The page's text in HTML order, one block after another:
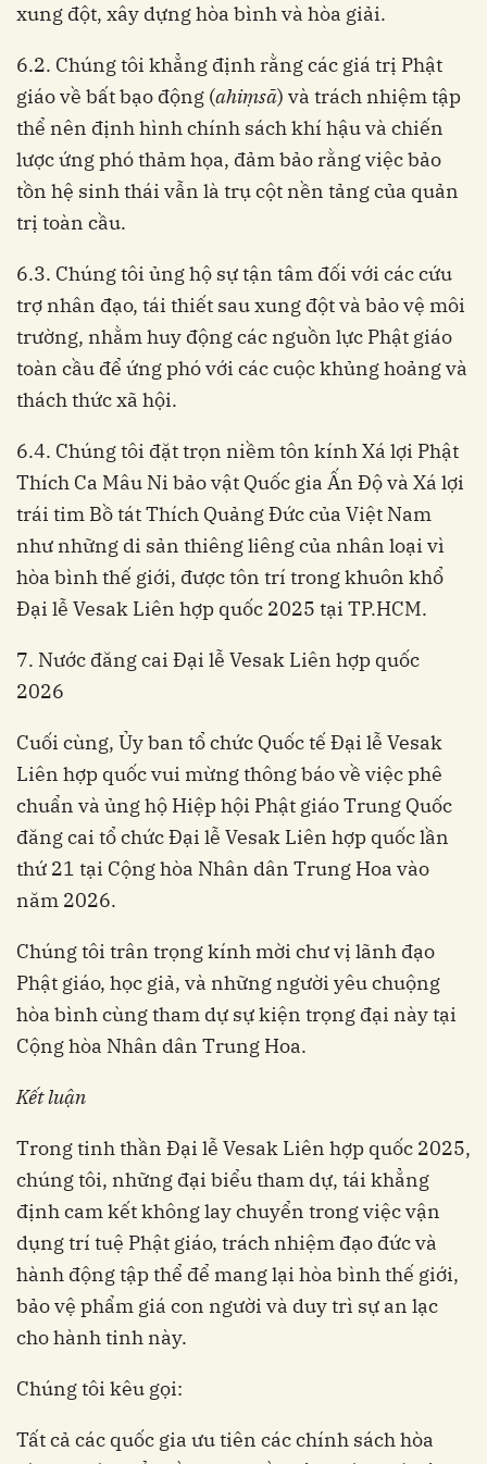
xung đột, xây dựng hòa bình và hòa giải.
6.2. Chúng tôi khẳng định rằng các giá trị Phật
giáo về bất bạo động (ahiṃsā) và trách nhiệm tập
thể nên định hình chính sách khí hậu và chiến
lược ứng phó thảm họa, đảm bảo rằng việc bảo
tồn hệ sinh thái vẫn là trụ cột nền tảng của quản
trị toàn cầu.
6.3. Chúng tôi ủng hộ sự tận tâm đối với các cứu
trợ nhân đạo, tái thiết sau xung đột và bảo vệ môi
trường, nhằm huy động các nguồn lực Phật giáo
toàn cầu để ứng phó với các cuộc khủng hoảng và
thách thức xã hội.
6.4. Chúng tôi đặt trọn niềm tôn kính Xá lợi Phật
Thích Ca Mâu Ni bảo vật Quốc gia Ấn Độ và Xá lợi
trái tim Bồ tát Thích Quảng Đức của Việt Nam
như những di sản thiêng liêng của nhân loại vì
hòa bình thế giới, được tôn trí trong khuôn khổ
Đại lễ Vesak Liên hợp quốc 2025 tại TP.HCM.
7. Nước đăng cai Đại lễ Vesak Liên hợp quốc
2026
Cuối cùng, Ủy ban tổ chức Quốc tế Đại lễ Vesak
Liên hợp quốc vui mừng thông báo về việc phê
chuẩn và ủng hộ Hiệp hội Phật giáo Trung Quốc
đăng cai tổ chức Đại lễ Vesak Liên hợp quốc lần
thứ 21 tại Cộng hòa Nhân dân Trung Hoa vào
năm 2026.
Chúng tôi trân trọng kính mời chư vị lãnh đạo
Phật giáo, học giả, và những người yêu chuộng
hòa bình cùng tham dự sự kiện trọng đại này tại
Cộng hòa Nhân dân Trung Hoa.
Kết luận
Trong tinh thần Đại lễ Vesak Liên hợp quốc 2025,
chúng tôi, những đại biểu tham dự, tái khẳng
định cam kết không lay chuyển trong việc vận
dụng trí tuệ Phật giáo, trách nhiệm đạo đức và
hành động tập thể để mang lại hòa bình thế giới,
bảo vệ phẩm giá con người và duy trì sự an lạc
cho hành tinh này.
Chúng tôi kêu gọi:
Tất cả các quốc gia ưu tiên các chính sách hòa